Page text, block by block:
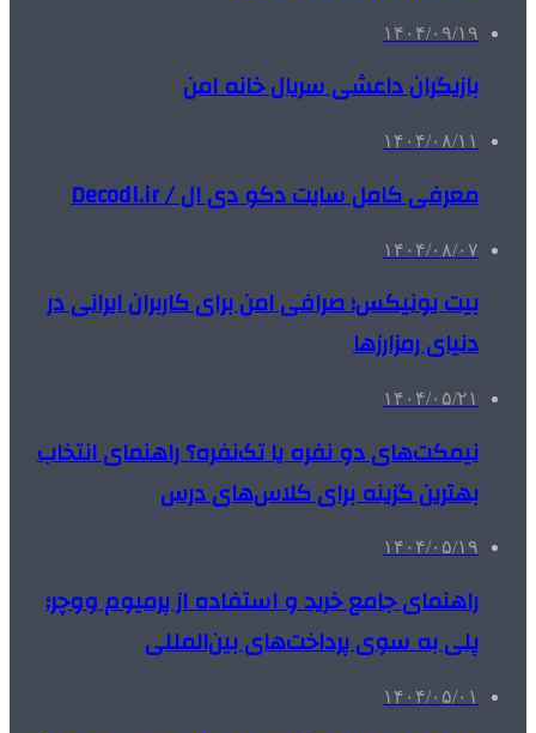
۱۴۰۴/۰۹/۱۹
بازیگران داعشی سریال خانه امن
۱۴۰۴/۰۸/۱۱
معرفی کامل سایت دکو دی ال / Decodl.ir
۱۴۰۴/۰۸/۰۷
بیت یونیکس؛ صرافی امن برای کاربران ایرانی در
دنیای رمزارزها
۱۴۰۴/۰۵/۲۱
نیمکت‌های دو نفره یا تک‌نفره؟ راهنمای انتخاب
بهترین گزینه برای کلاس‌های درس
۱۴۰۴/۰۵/۱۹
راهنمای جامع خرید و استفاده از پرمیوم ووچر؛
پلی به سوی پرداخت‌های بین‌المللی
۱۴۰۴/۰۵/۰۱